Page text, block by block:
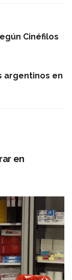
Cinéfilos
argentinos en
en